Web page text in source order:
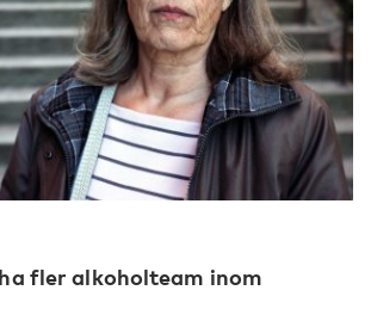
fler alkoholteam inom